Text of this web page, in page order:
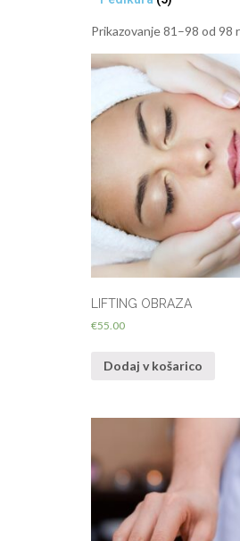
Prikazovanje 81–98 od 98
LIFTING OBRAZA
€55.00
Dodaj v košarico